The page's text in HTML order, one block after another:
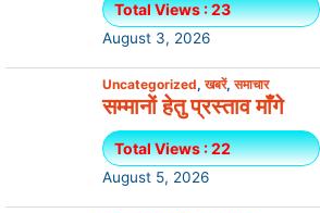
Total Views : 23
August 3, 2026
Uncategorized,खबरें,समाचार
सम्मानों हेतु प्रस्ताव माँगे
Total Views : 22
August 5, 2026